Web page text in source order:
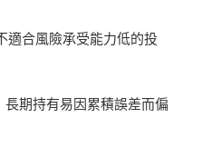
適合風險承受能力低的投
期持有易因累積誤差而偏